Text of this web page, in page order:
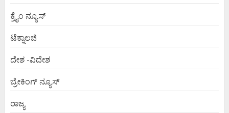
ಕ್ರೈಂ ನ್ಯೂಸ್
ಟೆಕ್ನಾಲಜಿ
ದೇಶ -ವಿದೇಶ
ಬ್ರೇಕಿಂಗ್ ನ್ಯೂಸ್
ರಾಜ್ಯ